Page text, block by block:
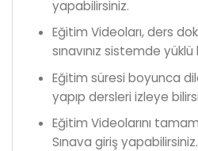
yapabilirsiniz.
Eğitim Videoları, ders
sınavınız sistemde
Eğitim süresi boyunca
yapıp dersleri izleye
Eğitim Videolarını
Sınava giriş yapabilirsiniz.